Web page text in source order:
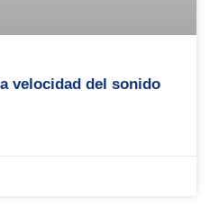
velocidad del sonido